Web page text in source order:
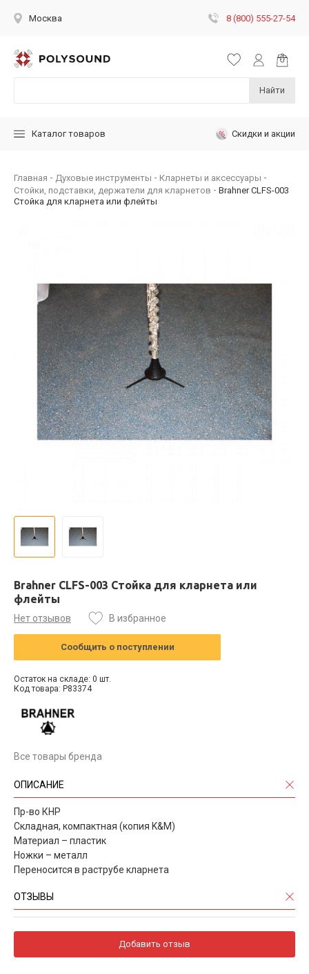
Москва 8 (800) 555-27-54
Найти
Каталог товаров Скидки и акции
Главная Духовые инструменты
Кларнеты и аксессуары
Стойки, подставки, держатели для кларнетов
Brahner CLFS-003
Стойка для кларнета или флейты
Brahner CLFS-003 Стойка для кларнета или
флейты
Нет отзывов В избранное
Сообщить о поступлении
Остаток на складе: 0 шт.
Код товара: P83374
Все товары бренда
ОПИСАНИЕ
Пр-во КНР
Складная, компактная (копия K&M)
Материал – пластик
Ножки – металл
Переносится в раструбе кларнета
ОТЗЫВЫ
Добавить отзыв